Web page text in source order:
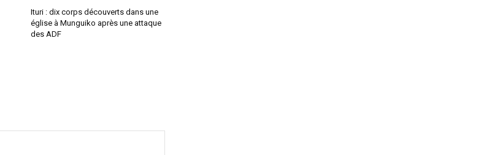
Ituri : dix corps découverts dans une
église à Munguiko après une attaque
des ADF